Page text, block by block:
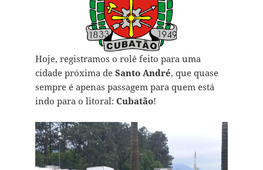
Hoje, registramos o rolê feito para uma
cidade próxima de Santo André, que quase
sempre é apenas passagem para quem está
indo para o litoral: Cubatão!